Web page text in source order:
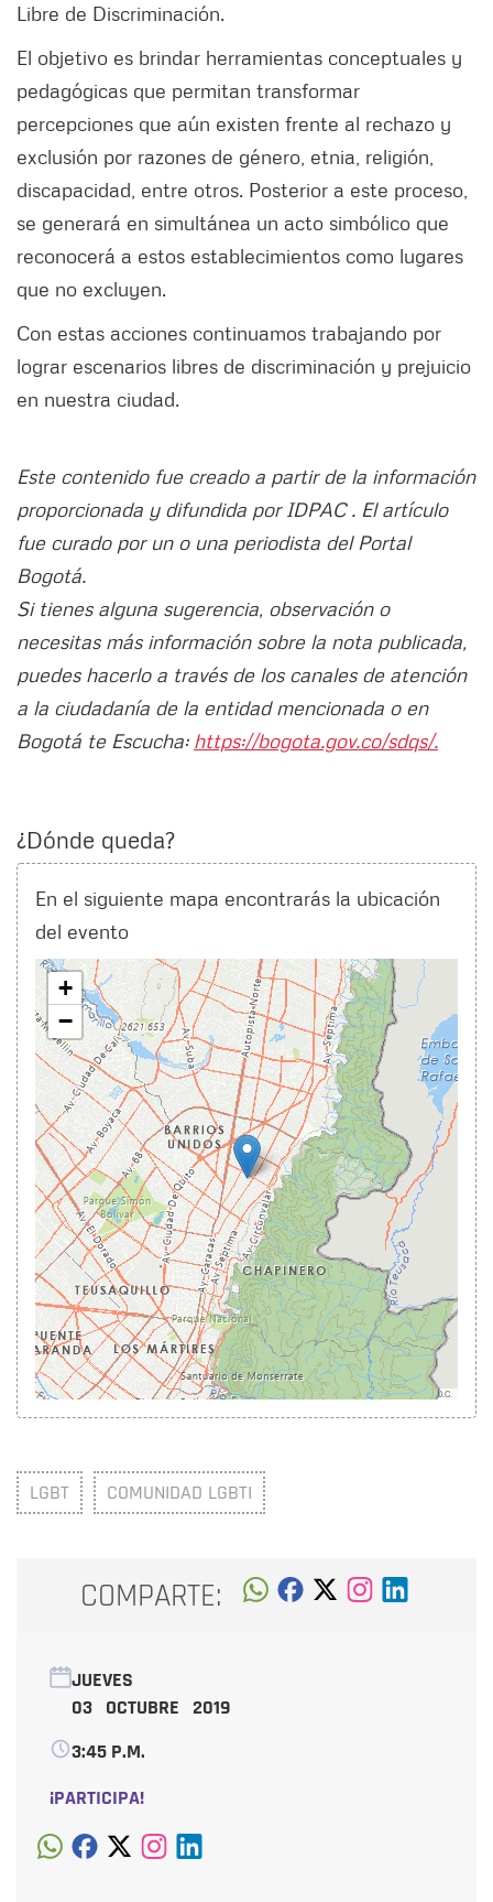
Libre de Discriminación.
El objetivo es brindar herramientas conceptuales y
pedagógicas que permitan transformar
percepciones que aún existen frente al rechazo y
exclusión por razones de género, etnia, religión,
discapacidad, entre otros. Posterior a este proceso,
se generará en simultánea un acto simbólico que
reconocerá a estos establecimientos como lugares
que no excluyen.
Con estas acciones continuamos trabajando por
lograr escenarios libres de discriminación y prejuicio
en nuestra ciudad.
Este contenido fue creado a partir de la información
proporcionada y difundida por IDPAC . El artículo
fue curado por un o una periodista del Portal
Bogotá.
Si tienes alguna sugerencia, observación o
necesitas más información sobre la nota publicada,
puedes hacerlo a través de los canales de atención
a la ciudadanía de la entidad mencionada o en
Bogotá te Escucha: https://bogota.gov.co/sdqs/.
¿Dónde queda?
En el siguiente mapa encontrarás la ubicación
del evento
+
−
Leaflet IDECA La IDE de Bogotá D.C.
LGBT COMUNIDAD LGBTI
COMPARTE:
JUEVES
03 OCTUBRE 2019
3:45 P.M.
¡PARTICIPA!